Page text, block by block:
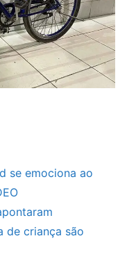
se emociona ao
de criança são